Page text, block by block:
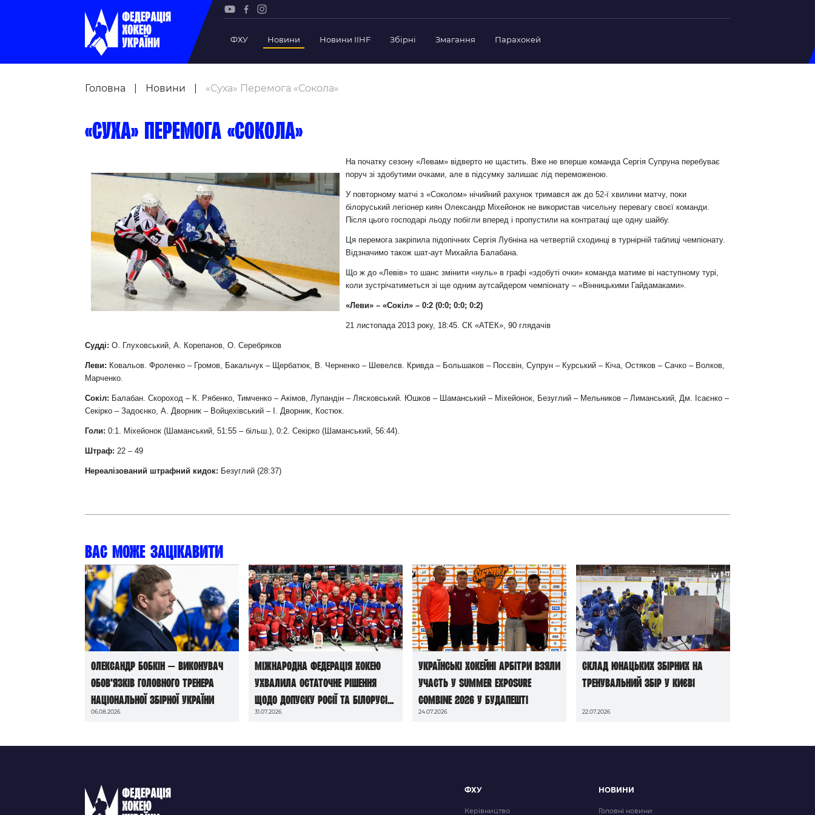
ФХУ
Віце-президенти Федерації
Підрозділи
Статутна Діяльність
Регламентні документи
Рішення Ради Федерації
Участь в експерименті
Контакти
Новини Новини IIHF Збірні
Україна U-18
Склад Збірної
Тренерський Штаб
Календар Матчів
Україна (ж)
Склад Збірної
Тренерський Штаб
Календар Матчів
Змагання Парахокей
Головна Новини «Суха» Перемога «Сокола»
«Суха» перемога «Сокола»
На початку сезону «Левам» відверто не щастить. Вже не вперше команда Сергія Супруна перебуває
поруч зі здобутими очками, але в підсумку залишає лід переможеною.
У повторному матчі з «Соколом» нічийний рахунок тримався аж до 52-ї хвилини матчу, поки
білоруський легіонер киян Олександр Міхейонок не використав чисельну перевагу своєї команди.
Після цього господарі льоду побігли вперед і пропустили на контратаці ще одну шайбу.
Ця перемога закріпила підопічних Сергія Лубніна на четвертій сходинці в турнірній таблиці чемпіонату.
Відзначимо також шат-аут Михайла Балабана.
Що ж до «Левів» то шанс змінити «нуль» в графі «здобуті очки» команда матиме ві наступному турі,
коли зустрічатиметься зі ще одним аутсайдером чемпіонату – «Вінницькими Гайдамаками».
«Леви» – «Сокіл» – 0:2 (0:0; 0:0; 0:2)
21 листопада 2013 року, 18:45. СК «АТЕК», 90 глядачів
Судді: О. Глуховський, А. Корепанов, О. Серебряков
Леви: Ковальов. Фроленко – Громов, Бакальчук – Щербатюк, В. Черненко – Шевелєв. Кривда – Большаков – Посєвін, Супрун – Курський – Кіча, Остяков – Сачко – Волков,
Марченко.
Сокіл: Балабан. Скороход – К. Рябенко, Тимченко – Акімов, Лупандін – Лясковський. Юшков – Шаманський – Міхейонок, Безуглий – Мельников – Лиманський, Дм. Ісаєнко –
Секірко – Задоєнко, А. Дворник – Войцехівський – І. Дворник, Костюк.
Голи: 0:1. Міхейонок (Шаманський, 51:55 – більш.), 0:2. Секірко (Шаманський, 56:44).
Штраф: 22 – 49
Нереалізований штрафний кидок: Безуглий (28:37)
Вас може зацікавити
Олександр Бобкін — виконувач
обов’язків головного тренера
національної збірної України
06.08.2026
Міжнародна федерація хокею
ухвалила остаточне рішення
щодо допуску росії та білорусі
до чемпіонатів світу сезону
31.07.2026
Українські хокейні арбітри взяли
участь у Summer Exposure
Combine 2026 у Будапешті
24.07.2026
Склад юнацьких збірних на
тренувальний збір у Києві
22.07.2026
ФХУ
Керівництво
НОВИНИ
Головні новини